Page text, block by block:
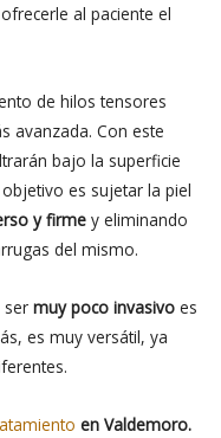
al paciente el
de hilos tensores
avanzada. Con este
bajo la superficie
es sujetar la piel
y firme y eliminando
del mismo.
ser muy poco invasivo es
es muy versátil, ya
en Valdemoro.